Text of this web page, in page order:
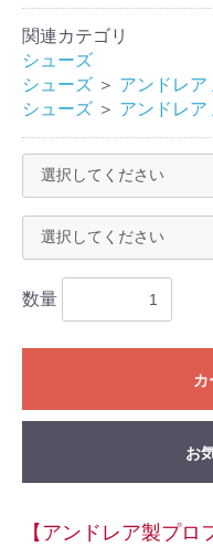
関連カテゴリ
シューズ
シューズ ＞ アンドレア
シューズ ＞ アンドレア
数量
カ
お
【アンドレア製プ